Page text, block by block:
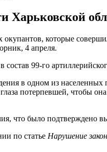
Харьковской
которые
4 апреля.
99-го
в одном из
потерпевшей, чтобы
что было подтверждено
по статье Нарушение